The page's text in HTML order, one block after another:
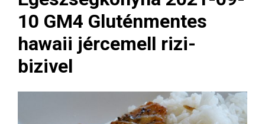
10 GM4 Gluténmentes
hawaii jércemell rizi-
bizivel